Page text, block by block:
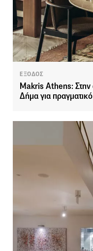
ΕΞΟΔΟΣ
Makris Athens: Στην
Δήμα για